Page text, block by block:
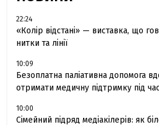
22:24
«Колір відстані» — виставка, що
нитки та лінії
10:09
Безоплатна паліативна допомога
отримати медичну підтримку під
10:00
Сімейний підряд медіакілерів: як